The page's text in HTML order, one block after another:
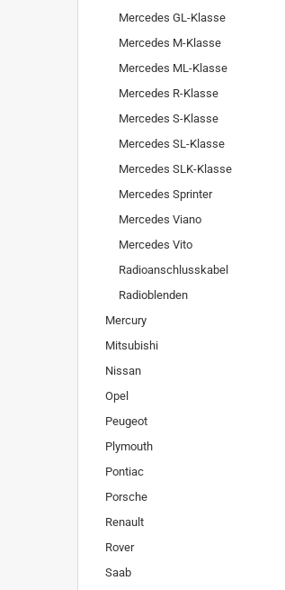
Mercedes GL-Klasse
Mercedes M-Klasse
Mercedes ML-Klasse
Mercedes R-Klasse
Mercedes S-Klasse
Mercedes SL-Klasse
Mercedes SLK-Klasse
Mercedes Sprinter
Mercedes Viano
Mercedes Vito
Radioanschlusskabel
Radioblenden
Mercury
Mitsubishi
Nissan
Opel
Peugeot
Plymouth
Pontiac
Porsche
Renault
Rover
Saab